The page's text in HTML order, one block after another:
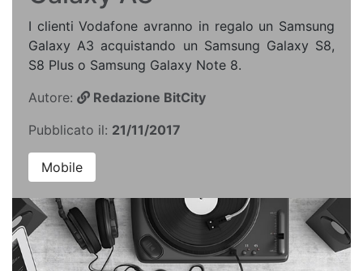
I clienti Vodafone avranno in regalo un Samsung
Galaxy A3 acquistando un Samsung Galaxy S8,
S8 Plus o Samsung Galaxy Note 8.
Autore:
Redazione BitCity
Pubblicato il: 21/11/2017
Mobile